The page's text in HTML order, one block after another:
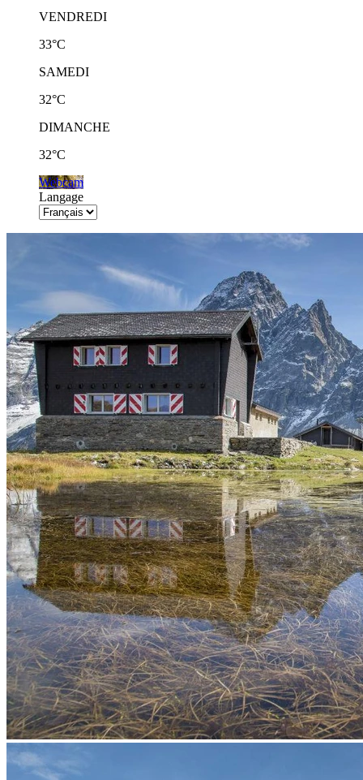
VENDREDI
33°C
SAMEDI
32°C
DIMANCHE
32°C
Webcam
Langage